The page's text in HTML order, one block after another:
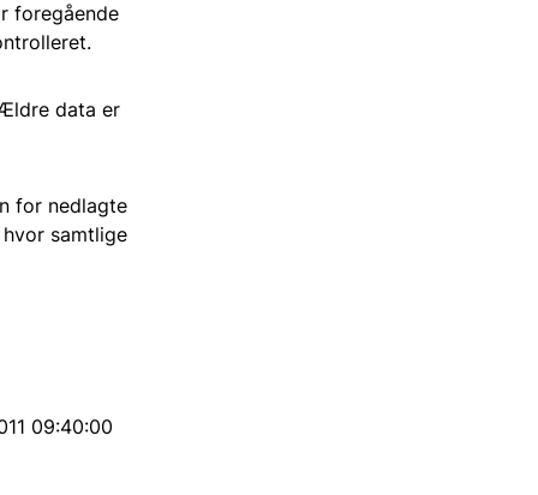
foregående
data er
for nedlagte
samtlige
09:40:00